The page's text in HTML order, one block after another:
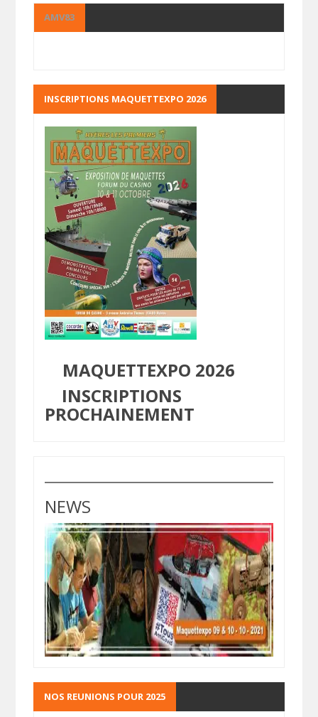
AMV83
INSCRIPTIONS MAQUETTEXPO 2026
MAQUETTEXPO 2026
INSCRIPTIONS
PROCHAINEMENT
NEWS
NOS REUNIONS POUR 2025